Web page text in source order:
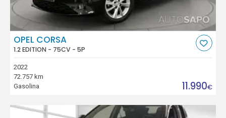
OPEL CORSA
1.2 EDITION - 75CV - 5P
2022
72.757 km
Gasolina
11.990€